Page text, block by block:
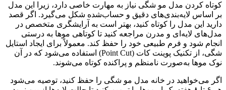
کوتاه کردن مدل مو شگی نیاز به مهارت خاصی دارد، زیرا این مدل
بر اساس لایه‌بندی‌های دقیق و حساب‌شده شکل می‌گیرد. اگر قصد
دارید این مدل را کوتاه کنید، بهتر است به آرایشگری متخصص در
مدل‌های لایه‌ای و مدرن مراجعه کنید تا کوتاهی موها به درستی
انجام شود و فرم طبیعی خود را حفظ کند. معمولاً برای ایجاد استایل
شگی، از تکنیک پوینت کات (Point Cut) استفاده می‌شود که در آن
نوک موها به‌صورت نامنظم و پراکنده کوتاه می‌شوند.
اگر می‌خواهید در خانه مدل مو شگی را حفظ کنید، توصیه می‌شود